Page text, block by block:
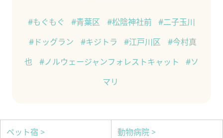
#もぐもぐ #青葉区 #松陰神社前
#二子玉川
#ドッグラン
#キジトラ #江戸川区
#今村真
也
#ノルウェージャンフォレストキャット
#ソ
マリ
ペット宿 > 動物病院 >